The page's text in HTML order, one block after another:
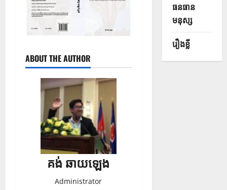
ABOUT THE AUTHOR
គង់ ឆាយឡេង
Administrator
ធនធាន
មនុស្ស
រឿងខ្លី